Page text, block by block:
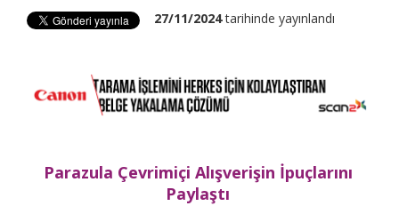
27/11/2024tarihinde yayınlandı
Parazula Çevrimiçi Alışverişin İpuçlarını
Paylaştı